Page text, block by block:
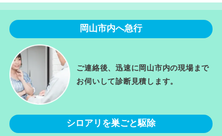
岡山市内へ急行
ご連絡後、迅速に岡山市内の現場まで
お伺いして診断見積します。
シロアリを巣ごと駆除